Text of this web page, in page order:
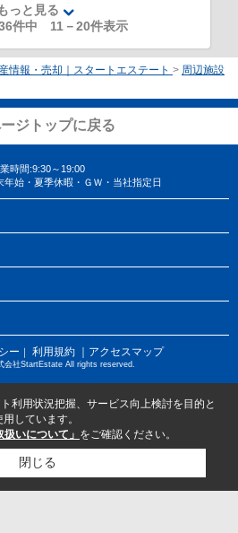
っと見る
件中 11 －20件表示
情報・売却｜スタートエステート > 周辺施設
ジトップに戻る
時間:9:30～19:00
年始・夏季休暇・ＧＷ・当社指定日
ー ｜ 利用規約 ｜アクセスマップ
会社StartEstate All rights reserved.
利用状況把握、サービス向上検討を目的と
しています。
扱いについて」 をご確認ください。
閉じる